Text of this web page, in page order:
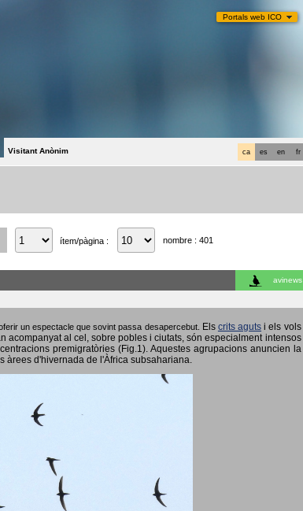
Portals web ICO
fr
en
es
ca
Visitant Anònim
ítem/pàgina : nombre : 401
avinews
un espectacle que sovint passa desapercebut. Els crits aguts i els vols
acompanyat al cel, sobre pobles i ciutats, són especialment intensos
premigratòries (Fig.1). Aquestes agrupacions anuncien la
d'hivernada de l'Àfrica subsahariana.